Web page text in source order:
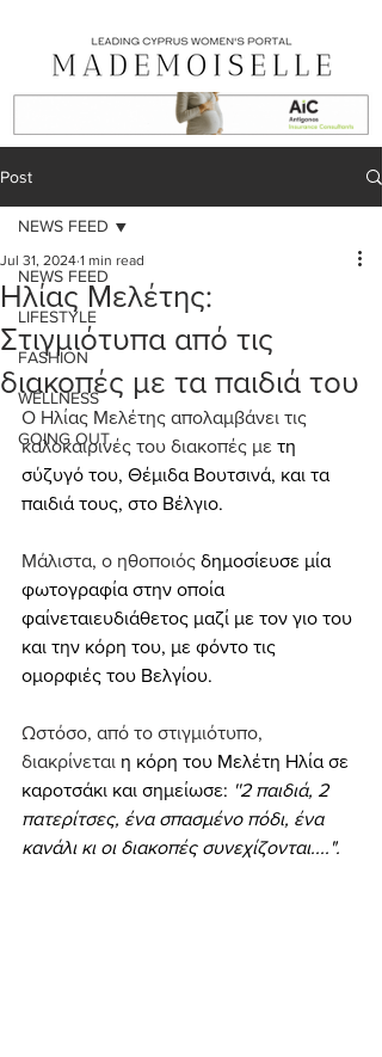
Post
NEWS FEED
LIFESTYLE
FASHION
WELLNESS
GOING OUT
NEWS FEED
Ηλίας Μελέτης:
Στιγμιότυπα από τις
διακοπές με τα παιδιά του
Jul 31, 2024 1 min read
Ο Ηλίας Μελέτης απολαμβάνει τις
καλοκαιρινές του διακοπές με τη
σύζυγό του, Θέμιδα Βουτσινά, και τα
παιδιά τους, στο Βέλγιο.
Μάλιστα, ο ηθοποιός δημοσίευσε μία
φωτογραφία στην οποία
φαίνεταιευδιάθετος μαζί με τον γιο του
και την κόρη του, με φόντο τις
ομορφιές του Βελγίου.
Ωστόσο, από το στιγμιότυπο,
διακρίνεται η κόρη του Μελέτη Ηλία σε
καροτσάκι και σημείωσε: ''2 παιδιά, 2
πατερίτσες, ένα σπασμένο πόδι, ένα
κανάλι κι οι διακοπές συνεχίζονται....".